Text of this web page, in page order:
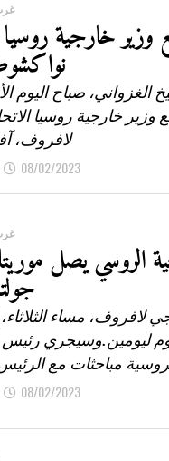
وزير خارجية روسيا
صباح اليوم
خارجية روسيا
لافروف،
08/02/2023
الروسي يصل
مساء
ليومين.وسيجري رئيس
مباحثات مع
08/02/2023